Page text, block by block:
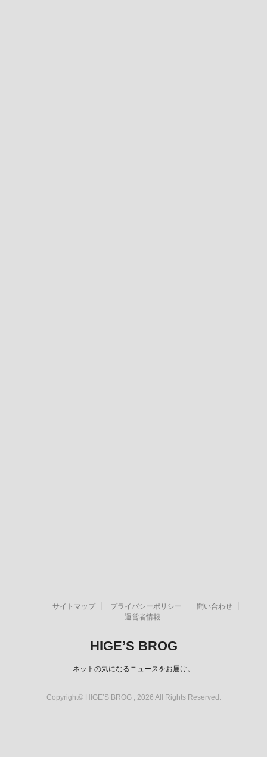
サイトマップ プライバシーポリシー
問い合わせ
運営者情報
HIGE’S BROG
ネットの気になるニュースをお届け。
Copyright© HIGE’S BROG , 2026 All Rights Reserved.